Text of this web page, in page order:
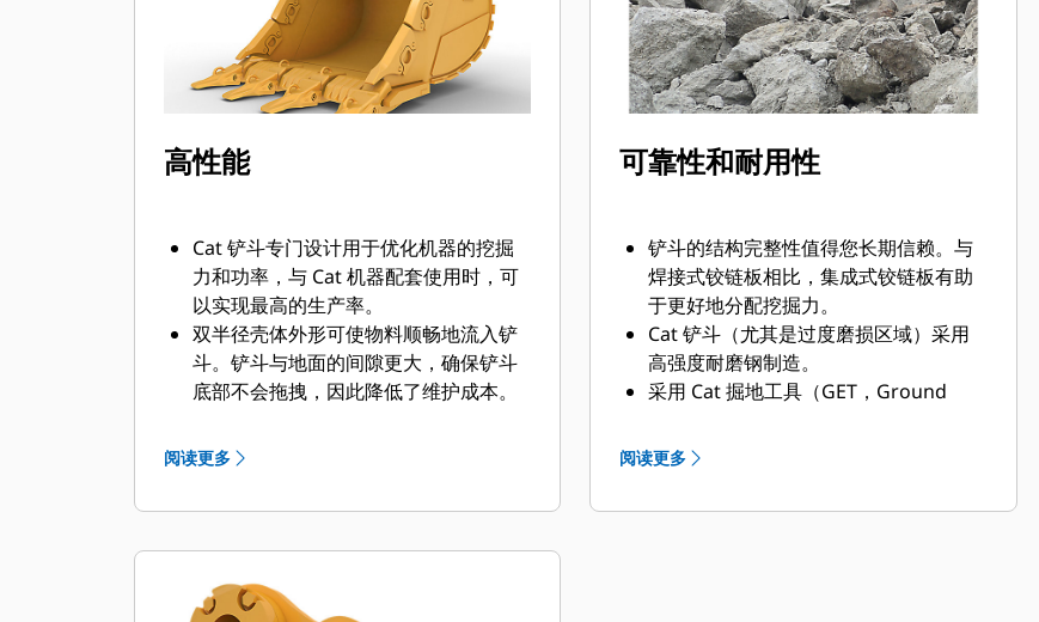
高性能
Cat 铲斗专门设计用于优化机器的挖掘
力和功率，与 Cat 机器配套使用时，可
以实现最高的生产率。
双半径壳体外形可使物料顺畅地流入铲
斗。铲斗与地面的间隙更大，确保铲斗
底部不会拖拽，因此降低了维护成本。
可以快速铲挖物料，提高了机器的整体
您可在更短的时间内装载更多的物料。
内。
阅读更多
可靠性和耐用性
铲斗的结构完整性值得您长期信赖。与
焊接式铰链板相比，集成式铰链板有助
于更好地分配挖掘力。
Cat 铲斗（尤其是过度磨损区域）采用
高强度耐磨钢制造。
采用 Cat 掘地工具（GET，Ground
触最多的高磨损区域。
用的生产率、增强料堆穿透力，并且缩
阅读更多